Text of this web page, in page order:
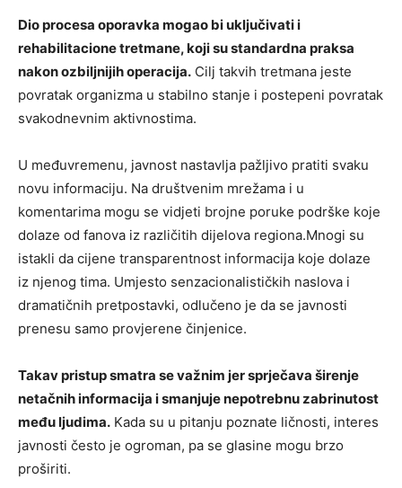
Dio procesa oporavka mogao bi uključivati i
rehabilitacione tretmane, koji su standardna praksa
nakon ozbiljnijih operacija. Cilj takvih tretmana jeste
povratak organizma u stabilno stanje i postepeni povratak
svakodnevnim aktivnostima.
U međuvremenu, javnost nastavlja pažljivo pratiti svaku
novu informaciju. Na društvenim mrežama i u
komentarima mogu se vidjeti brojne poruke podrške koje
dolaze od fanova iz različitih dijelova regiona.Mnogi su
istakli da cijene transparentnost informacija koje dolaze
iz njenog tima. Umjesto senzacionalističkih naslova i
dramatičnih pretpostavki, odlučeno je da se javnosti
prenesu samo provjerene činjenice.
Takav pristup smatra se važnim jer sprječava širenje
netačnih informacija i smanjuje nepotrebnu zabrinutost
među ljudima. Kada su u pitanju poznate ličnosti, interes
javnosti često je ogroman, pa se glasine mogu brzo
proširiti.